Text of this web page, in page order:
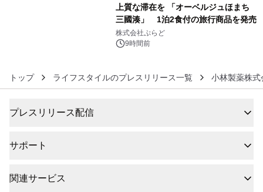
上質な滞在を 「オーベルジュほまち
三國湊」 1泊2食付の旅行商品を発売
株式会社ぷらど
9時間前
トップ ライフスタイルのプレスリリース一覧 小林製薬株式
プレスリリース配信
サポート
関連サービス